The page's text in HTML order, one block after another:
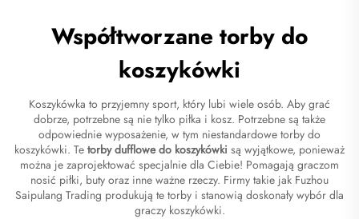
Współtworzane torby do
koszykówki
Koszykówka to przyjemny sport, który lubi wiele osób. Aby grać
dobrze, potrzebne są nie tylko piłka i kosz. Potrzebne są także
odpowiednie wyposażenie, w tym niestandardowe torby do
koszykówki. Te torby dufflowe do koszykówki są wyjątkowe, ponieważ
można je zaprojektować specjalnie dla Ciebie! Pomagają graczom
nosić piłki, buty oraz inne ważne rzeczy. Firmy takie jak Fuzhou
Saipulang Trading produkują te torby i stanowią doskonały wybór dla
graczy koszykówki.